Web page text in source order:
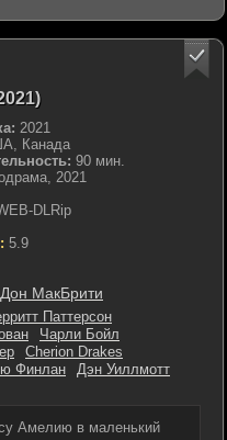
2021
Канада
90 мин.
2021
DLRip
5.9
Дон МакБрити
Паттерсон
Чарли Бойл
Cherion Drakes
Финлан Дэн Уиллмотт
Амелию в маленький